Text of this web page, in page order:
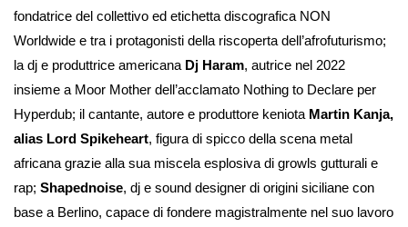
fondatrice del collettivo ed etichetta discografica NON
Worldwide e tra i protagonisti della riscoperta dell’afrofuturismo;
la dj e produttrice americana Dj Haram, autrice nel 2022
insieme a Moor Mother dell’acclamato Nothing to Declare per
Hyperdub; il cantante, autore e produttore keniota Martin Kanja,
alias Lord Spikeheart, figura di spicco della scena metal
africana grazie alla sua miscela esplosiva di growls gutturali e
rap; Shapednoise, dj e sound designer di origini siciliane con
base a Berlino, capace di fondere magistralmente nel suo lavoro